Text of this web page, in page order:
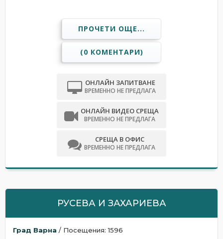
ПРОЧЕТИ ОЩЕ...
(0 КОМЕНТАРИ)
ОНЛАЙН ЗАПИТВАНЕ
ВРЕМЕННО НЕ ПРЕДЛАГА
ОНЛАЙН ВИДЕО СРЕЩА
ВРЕМЕННО НЕ ПРЕДЛАГА
СРЕЩА В ОФИС
ВРЕМЕННО НЕ ПРЕДЛАГА
РУСЕВА И ЗАХАРИЕВА
Град Варна / Посещения: 1596